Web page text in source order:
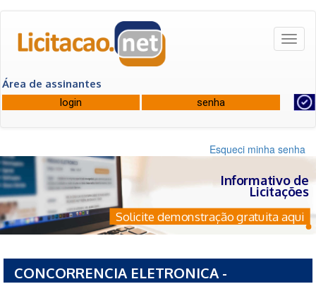
Área de assinantes
Esqueci minha senha
Informativo de
Licitações
Solicite demonstração gratuita aqui
CONCORRENCIA ELETRONICA -